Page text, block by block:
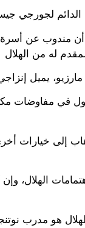
مندوب عن
في مفاوضات
إلى خيارات
الهلال،
هو مدرب